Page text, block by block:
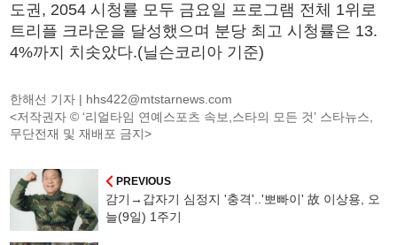
도권, 2054 시청률 모두 금요일 프로그램 전체 1위로
트리플 크라운을 달성했으며 분당 최고 시청률은 13.
4%까지 치솟았다.(닐슨코리아 기준)
한해선 기자 | hhs422@mtstarnews.com
<저작권자 © ‘리얼타임 연예스포츠 속보,스타의 모든 것’ 스타뉴스,
무단전재 및 재배포 금지>
PREVIOUS
감기→갑자기 심정지 '충격'..'뽀빠이' 故 이상용, 오
늘(9일) 1주기